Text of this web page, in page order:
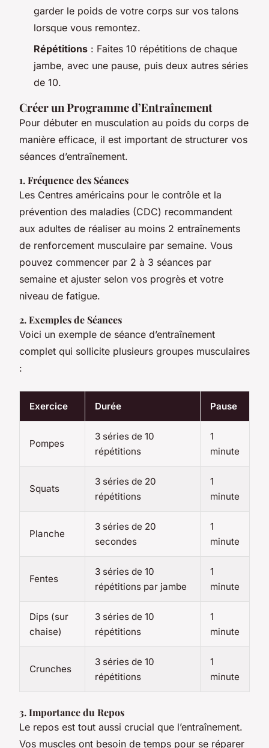
garder le poids de votre corps sur vos talons
lorsque vous remontez.
Répétitions : Faites 10 répétitions de chaque
jambe, avec une pause, puis deux autres séries
de 10.
Créer un Programme d’Entraînement
Pour débuter en musculation au poids du corps de
manière efficace, il est important de structurer vos
séances d’entraînement.
1. Fréquence des Séances
Les Centres américains pour le contrôle et la
prévention des maladies (CDC) recommandent
aux adultes de réaliser au moins 2 entraînements
de renforcement musculaire par semaine. Vous
pouvez commencer par 2 à 3 séances par
semaine et ajuster selon vos progrès et votre
niveau de fatigue.
2. Exemples de Séances
Voici un exemple de séance d’entraînement
complet qui sollicite plusieurs groupes musculaires
:
Exercice Durée Pause
Pompes
3 séries de 10
répétitions
1
minute
Squats
3 séries de 20
répétitions
1
minute
Planche
3 séries de 20
secondes
1
minute
Fentes
3 séries de 10
répétitions par jambe
1
minute
Dips (sur
chaise)
3 séries de 10
répétitions
1
minute
Crunches
3 séries de 10
répétitions
1
minute
3. Importance du Repos
Le repos est tout aussi crucial que l’entraînement.
Vos muscles ont besoin de temps pour se réparer